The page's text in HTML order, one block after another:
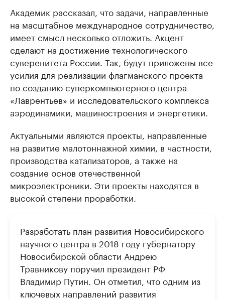
Академик рассказал, что задачи, направленные
на масштабное международное сотрудничество,
имеет смысл несколько отложить. Акцент
сделают на достижение технологического
суверенитета России. Так, будут приложены все
усилия для реализации флагманского проекта
по созданию суперкомпьютерного центра
«Лаврентьев» и исследовательского комплекса
аэродинамики, машиностроения и энергетики.
Актуальными являются проекты, направленные
на развитие малотоннажной химии, в частности,
производства катализаторов, а также на
создание основ отечественной
микроэлектроники. Эти проекты находятся в
высокой степени проработки.
Разработать план развития Новосибирского
научного центра в 2018 году губернатору
Новосибирской области Андрею
Травникову поручил президент РФ
Владимир Путин. Он отметил, что одним из
ключевых направлений развития